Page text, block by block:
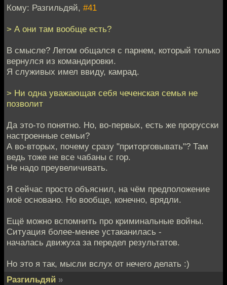
Кому: Разгильдяй, #41
> А они там вообще есть?
В смысле? Летом общался с парнем, который только
вернулся из командировки.
Я служивых имел ввиду, камрад.
> Ни одна уважающая себя чеченская семья не
позволит
Да это-то понятно. Но, во-первых, есть же прорусски
настроенные семьи?
А во-вторых, почему сразу "приторговывать"? Там
ведь тоже не все чабаны с гор.
Не надо преувеличивать.
Я сейчас просто объяснил, на чём предположение
моё основано. Но вообще, конечно, врядли.
Ещё можно вспомнить про криминальные войны.
Ситуация более-менее устаканилась -
началась движуха за передел результатов.
Но это я так, мысли вслух от нечего делать :)
Разгильдяй »